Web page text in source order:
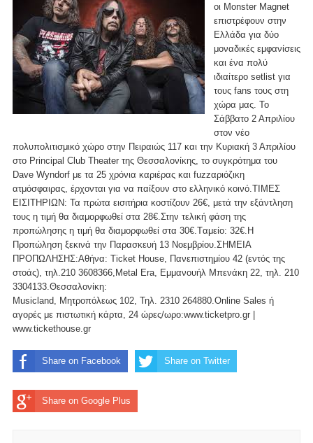
οι Monster Magnet
επιστρέφουν στην
Ελλάδα για δύο
μοναδικές εμφανίσεις
και ένα πολύ
ιδιαίτερο setlist για
τους fans τους στη
χώρα μας. Το
Σάββατο 2 Απριλίου
στον νέο
πολυπολιτισμικό χώρο στην Πειραιώς 117 και την Κυριακή 3 Απριλίου
στο Principal Club Theater της Θεσσαλονίκης, το συγκρότημα του
Dave Wyndorf με τα 25 χρόνια καριέρας και fuzzαριόζικη
ατμόσφαιρας, έρχονται για να παίξουν στο ελληνικό κοινό.ΤΙΜΕΣ
ΕΙΣΙΤΗΡΙΩΝ: Τα πρώτα εισιτήρια κοστίζουν 26€, μετά την εξάντληση
τους η τιμή θα διαμορφωθεί στα 28€.Στην τελική φάση της
προπώλησης η τιμή θα διαμορφωθεί στα 30€.Tαμείο: 32€.Η
Προπώληση ξεκινά την Παρασκευή 13 Νοεμβρίου.ΣΗΜΕΙΑ
ΠΡΟΠΩΛΗΣΗΣ:Αθήνα: Ticket House, Πανεπιστημίου 42 (εντός της
στοάς), τηλ.210 3608366,Metal Era, Εμμανουήλ Μπενάκη 22, τηλ. 210
3304133.Θεσσαλονίκη:
Musicland, Μητροπόλεως 102, Τηλ. 2310 264880.Online Sales ή
αγορές με πιστωτική κάρτα, 24 ώρες/ωρο:www.ticketpro.gr |
www.tickethouse.gr
Share on Facebook Share on Twitter
Share on Google Plus